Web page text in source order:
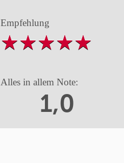
Empfehlung
Alles in allem Note:
1,0